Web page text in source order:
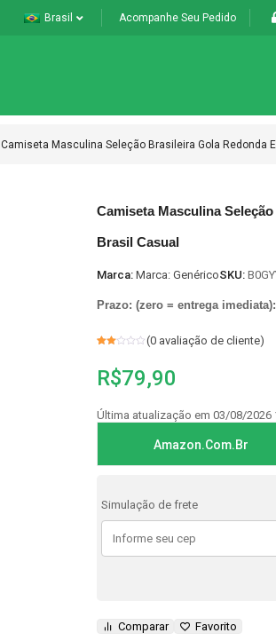
Brasil Acompanhe Seu Pedido
Camiseta Masculina Seleção Brasileira Gola Redonda
Camiseta Masculina
Brasil Casual
Marca: Marca: GenéricoSKU:
Prazo: (zero = entrega imediata):
2de
5,
em
avaliação
de
(0 avaliação de cliente)
R$79,90
Última atualização em 03/08/2026
Amazon.com.br
Simulação de frete
Comparar Favorito